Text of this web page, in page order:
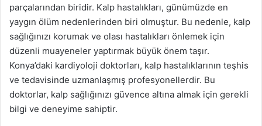
parçalarından biridir. Kalp hastalıkları, günümüzde en
yaygın ölüm nedenlerinden biri olmuştur. Bu nedenle, kalp
sağlığınızı korumak ve olası hastalıkları önlemek için
düzenli muayeneler yaptırmak büyük önem taşır.
Konya’daki kardiyoloji doktorları, kalp hastalıklarının teşhis
ve tedavisinde uzmanlaşmış profesyonellerdir. Bu
doktorlar, kalp sağlığınızı güvence altına almak için gerekli
bilgi ve deneyime sahiptir.